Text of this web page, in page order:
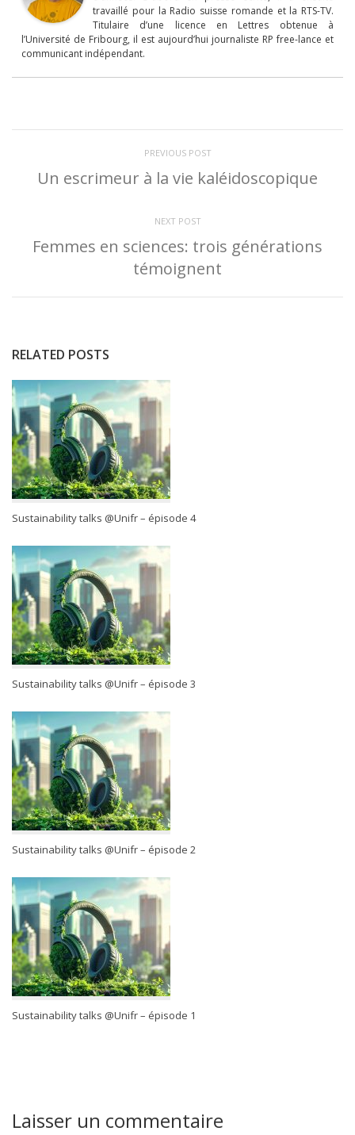
travaillé pour la Radio suisse romande et la RTS-TV.
Titulaire d’une licence en Lettres obtenue à
l’Université de Fribourg, il est aujourd’hui journaliste RP free-lance et
communicant indépendant.
PREVIOUS POST
Un escrimeur à la vie kaléidoscopique
NEXT POST
Femmes en sciences: trois générations
témoignent
RELATED POSTS
Sustainability talks @Unifr – épisode 4
Sustainability talks @Unifr – épisode 3
Sustainability talks @Unifr – épisode 2
Sustainability talks @Unifr – épisode 1
Laisser un commentaire